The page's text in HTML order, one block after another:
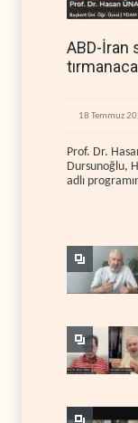
ABD-İran
18 Temmuz
Prof. Dr.
Dursunoğlu,
adlı